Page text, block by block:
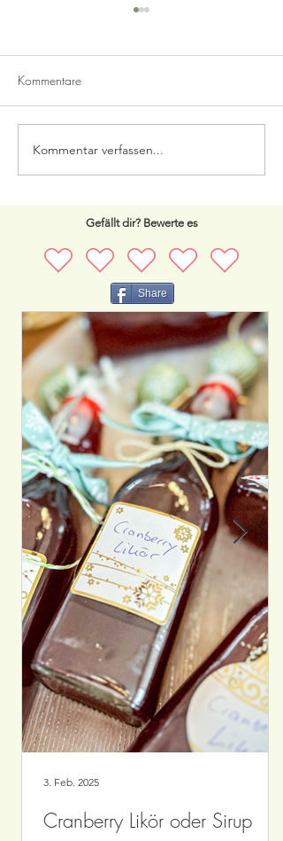
Mäusehirn
Kommentare
Kommentar verfassen...
Gefällt dir? Bewerte es
Share
Cranberry Likör oder Sirup
3. Feb. 2025